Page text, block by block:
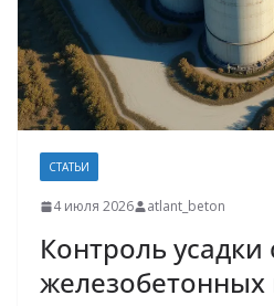
СТАТЬИ
4 июля 2026 atlant_beton
Контроль
железобетонных